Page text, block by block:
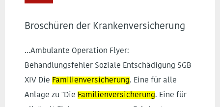
Broschüren der Krankenversicherung
...Ambulante Operation Flyer:
Behandlungsfehler Soziale Entschädigung SGB
XIV Die Familienversicherung. Eine für alle
Anlage zu "Die Familienversicherung. Eine für